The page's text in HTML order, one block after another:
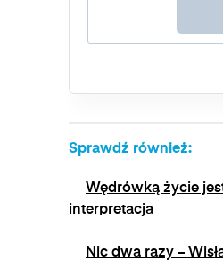
dokonano na
zgody jest
Sprawdź również:
Wędrówką życie
interpretacja
Nic dwa razy –